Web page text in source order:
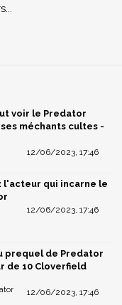
voir le Predator
méchants cultes -
12/06/2023, 17:46
l'acteur qui incarne le
12/06/2023, 17:46
prequel de Predator
de 10 Cloverfield
12/06/2023, 17:46